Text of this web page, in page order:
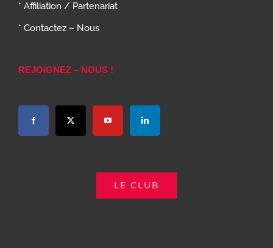
* Affiliation / Partenariat
* Contactez – Nous
REJOIGNEZ – NOUS !
LE CLUB